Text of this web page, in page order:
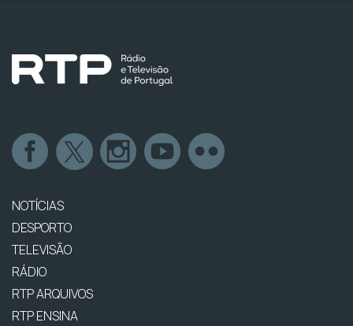
NOTÍCIAS
DESPORTO
TELEVISÃO
RÁDIO
RTP ARQUIVOS
RTP ENSINA